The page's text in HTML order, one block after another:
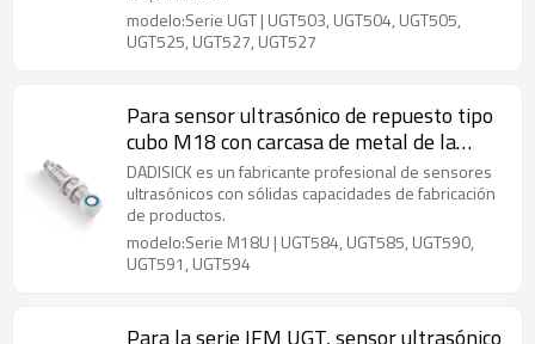
modelo:Serie UGT | UGT503, UGT504, UGT505,
UGT525, UGT527, UGT527
Para sensor ultrasónico de repuesto tipo
cubo M18 con carcasa de metal de la
serie IFM UGT Distancia de detección de
80 mm a 1200 mm
DADISICK es un fabricante profesional de sensores
ultrasónicos con sólidas capacidades de fabricación
de productos.
modelo:Serie M18U | UGT584, UGT585, UGT590,
UGT591, UGT594
Para la serie IFM UGT, sensor ultrasónico